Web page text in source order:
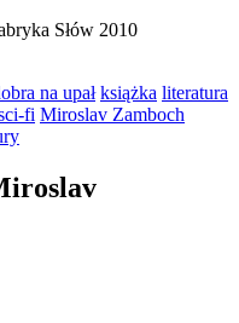
Słów 2010
na upał książka literatura
fi Miroslav Zamboch